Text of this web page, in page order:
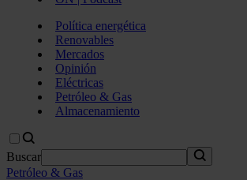
Política energética
Renovables
Mercados
Opinión
Eléctricas
Petróleo & Gas
Almacenamiento
Buscar
Petróleo & Gas